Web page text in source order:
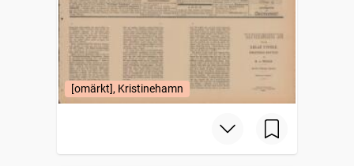
[omärkt], Kristinehamn